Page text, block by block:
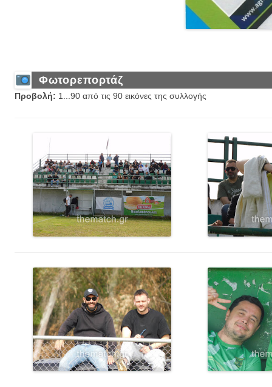
Φωτορεπορτάζ
Προβολή: 1...90 από τις 90 εικόνες της συλλογής